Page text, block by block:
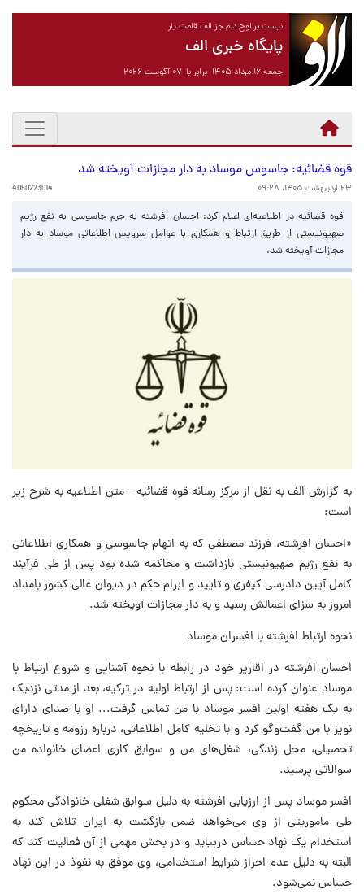
نیست بر لوح دلم جز الف قامت یار
پایگاه خبری الف
جمعه ۱۶ مرداد ۱۴۰۵ برابر با ۰۷ آگوست ۲۰۲۶
قوه قضائیه: جاسوس موساد به دار مجازات آویخته شد
۲۳ اردیبهشت ۱۴۰۵، ۰۹:۲۸ 4050223014
قوه قضائیه در اطلاعیه‌ای اعلام کرد: احسان افرشته به جرم جاسوسی به نفع رژیم
صهیونیستی از طریق ارتباط و همکاری با عوامل سرویس اطلاعاتی موساد به دار
مجازات آویخته شد.
به گزارش الف به نقل از مرکز رسانه قوه قضائیه - متن اطلاعیه به شرح زیر
است:
«احسان افرشته، فرزند مصطفی که به اتهام جاسوسی و همکاری اطلاعاتی
به نفع رژیم صهیونیستی بازداشت و محاکمه شده بود پس از طی فرآیند
کامل آیین دادرسی کیفری و تایید و ابرام حکم در دیوان عالی کشور بامداد
امروز به سزای اعمالش رسید و به دار مجازات آویخته شد.
نحوه ارتباط افرشته با افسران موساد
احسان افرشته در اقاریر خود در رابطه با نحوه آشنایی و شروع ارتباط با
موساد عنوان کرده است: پس از ارتباط اولیه در ترکیه، بعد از مدتی نزدیک
به یک هفته اولین افسر موساد با من تماس گرفت... او با صدای دارای
نویز با من گفت‌وگو کرد و با تخلیه کامل اطلاعاتی، درباره رزومه و تاریخچه
تحصیلی، محل زندگی، شغل‌های من و سوابق کاری اعضای خانواده من
سوالاتی پرسید.
افسر موساد پس از ارزیابی افرشته به دلیل سوابق شغلی خانوادگی محکوم
طی ماموریتی از وی می‌خواهد ضمن بازگشت به ایران تلاش کند به
استخدام یک نهاد حساس دربیاید و در بخش مهمی از آن فعالیت کند که
البته به دلیل عدم احراز شرایط استخدامی، وی موفق به نفوذ در این نهاد
حساس نمی‌شود.